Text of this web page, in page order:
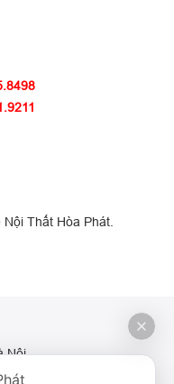
Thất Hòa Phát.
Nội
-024. 3665 8993